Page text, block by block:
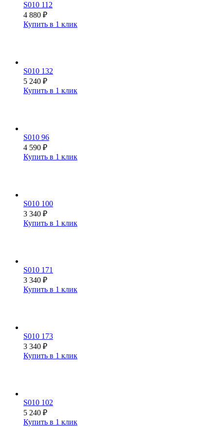
S010 112
4 880 ₽
Купить в 1 клик
S010 132
5 240 ₽
Купить в 1 клик
S010 96
4 590 ₽
Купить в 1 клик
S010 100
3 340 ₽
Купить в 1 клик
S010 171
3 340 ₽
Купить в 1 клик
S010 173
3 340 ₽
Купить в 1 клик
S010 102
5 240 ₽
Купить в 1 клик